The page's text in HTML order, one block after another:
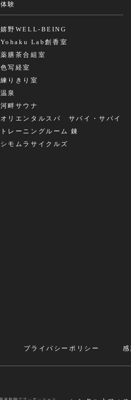
体験
嬉野WELL-BEING
Yohaku Lab創香室
薬膳茶合組室
色写経室
練りきり室
温泉
河畔サウナ
オリエンタルスパ サバイ・サバイ
トレーニングルーム 錬
シモムラサイクルズ
プライバシーポリシー